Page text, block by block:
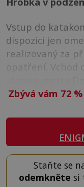
Vstup do
dispozici jen
realizovaný za
opatření.
Zbývá vám 72 %
Staňte se
odemkněte si